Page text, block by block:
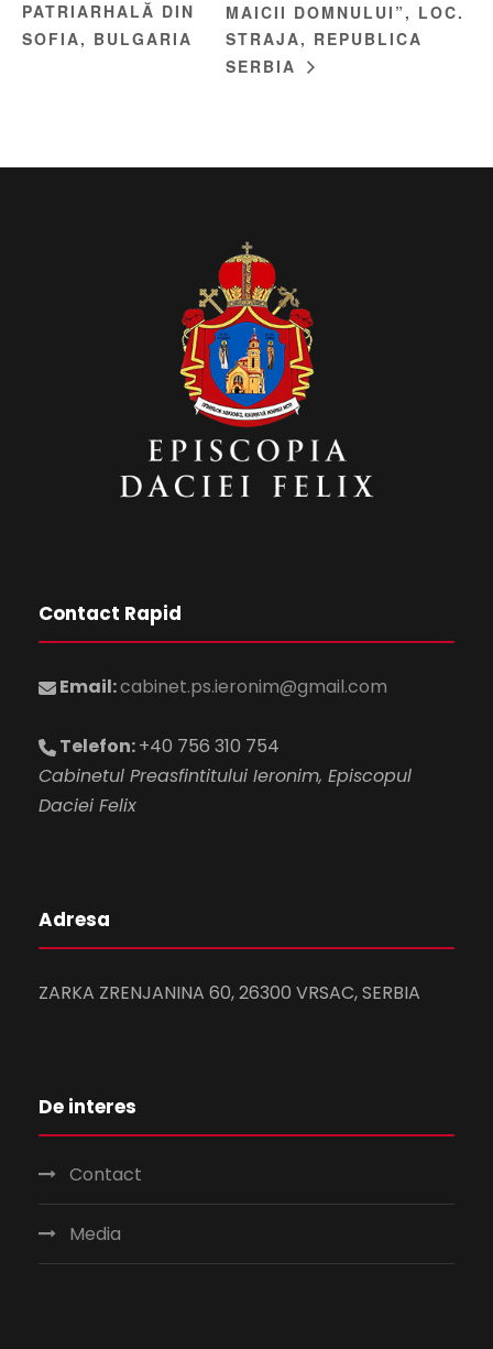
PATRIARHALĂ DIN
SOFIA, BULGARIA
MAICII DOMNULUI”, LOC.
STRAJA, REPUBLICA
SERBIA
Contact Rapid
Email:cabinet.ps.ieronim@gmail.com
Telefon:+40 756 310 754
Cabinetul Preasfintitului Ieronim, Episcopul
Daciei Felix
Adresa
ZARKA ZRENJANINA 60, 26300 VRSAC, SERBIA
De interes
Contact
Media